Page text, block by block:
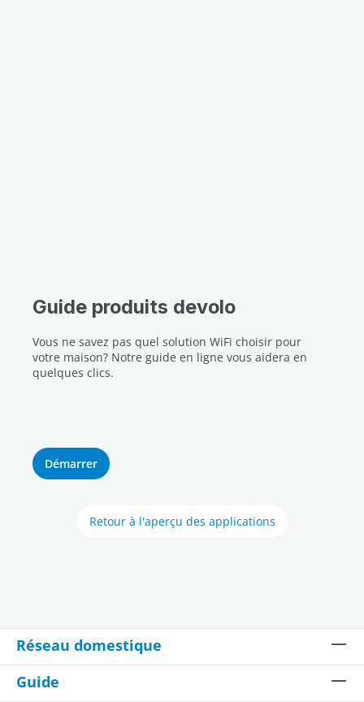
Guide produits devolo
Vous ne savez pas quel solution WiFi choisir pour
votre maison? Notre guide en ligne vous aidera en
quelques clics.
Démarrer
Retour à l'aperçu des applications
Réseau domestique
Guide